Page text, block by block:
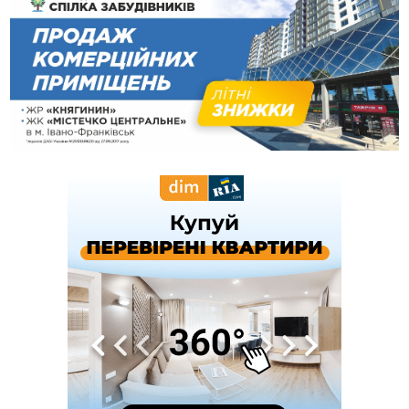
13:54
5 «тихих» хвороб, які виявляє профілактичне обстеження
13:30
ФОТО На Надрічній тривають останні приготування до
нового руху
12:57
У Франківську зафіксували найбільшу спеку за всю історію
спостережень
12:24
Лікування наркоманії Київ: чому важливо розпочати
терапію якомога раніше
тисяч гривень у валюті, засудили до 5 років
Податкова передасть в Міноборони для "Оберегу" дані про
чоловіків 18–60 років
Водійка, яку на Сухомлинського побив інший керманич,
відмовилася від обвинувачення — справу закрили
У Франківську, Коломиї, Долині та Яремче 6 серпня
зафіксували рекордну спеку
Змушував надсилати інтимні фото: на Прикарпатті
затримали підозрюваного у розбещенні малолітньої
АМКУ розпочав справу проти Гвіздецької селищної ради
через різні ставки земельного податку